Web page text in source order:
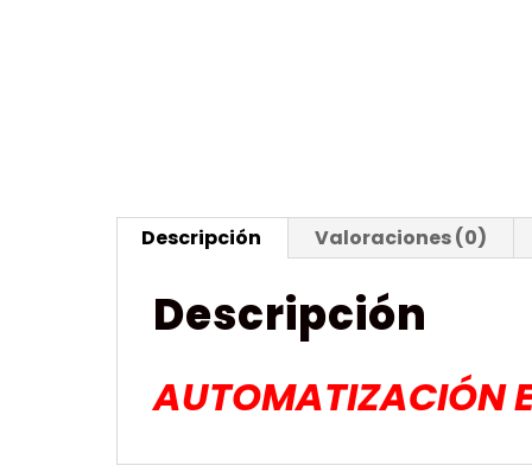
Descripción Valoraciones (0)
Descripción
AUTOMATIZACIÓN